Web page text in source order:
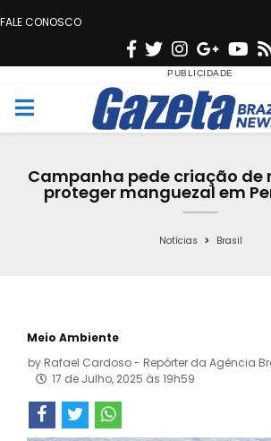
FALE CONOSCO
F
c
e
o
T
w
i
t
e
r
n
s
t
g
r
a
G
o
o
g
e
Y
u
t
b
M
Campanha pede criação de
proteger manguezal em
Notícias Brasil
Meio Ambiente
by Rafael Cardoso - Repórter da Agência
17 de Julho, 2025 às 19h59